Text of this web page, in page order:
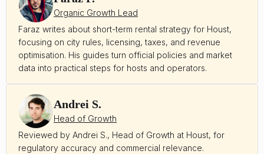
Faraz writes about short-term rental strategy for Houst,
focusing on city rules, licensing, taxes, and revenue
optimisation. His guides turn official policies and market
data into practical steps for hosts and operators.
Organic Growth Lead
Andrei S.
Head of Growth
Reviewed by Andrei S., Head of Growth at Houst, for
regulatory accuracy and commercial relevance.